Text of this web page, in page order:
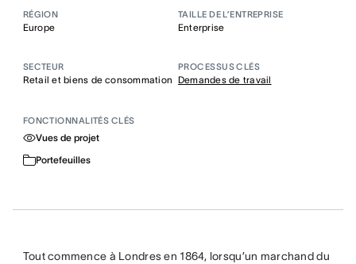
RÉGION
Europe
TAILLE DE L’ENTREPRISE
Enterprise
SECTEUR
Retail et biens de consommation
PROCESSUS CLÉS
Demandes de travail
FONCTIONNALITÉS CLÉS
Vues de projet
Portefeuilles
Tout commence à Londres en 1864, lorsqu’un marchand du